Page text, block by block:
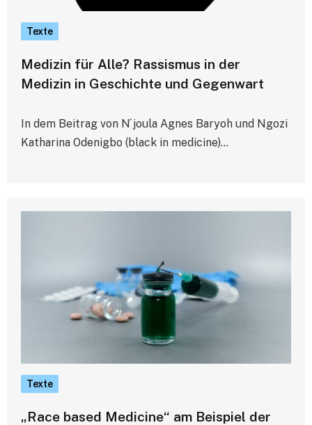
Texte
Medizin für Alle? Rassismus in der
Medizin in Geschichte und Gegenwart
In dem Beitrag von N ́joula Agnes Baryoh und Ngozi
Katharina Odenigbo (black in medicine)…
Texte
„Race based Medicine“ am Beispiel der